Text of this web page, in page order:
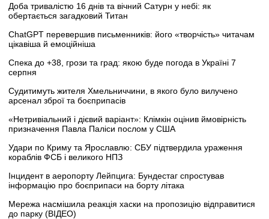
Доба тривалістю 16 днів та вічний Сатурн у небі: як
обертається загадковий Титан
ChatGPT перевершив письменників: його «творчість» читачам
цікавіша й емоційніша
Спека до +38, грози та град: якою буде погода в Україні 7
серпня
Судитимуть жителя Хмельниччини, в якого було вилучено
арсенал зброї та боєприпасів
«Нетривіальний і дієвий варіант»: Клімкін оцінив ймовірність
призначення Павла Паліси послом у США
Удари по Криму та Ярославлю: СБУ підтвердила ураження
кораблів ФСБ і великого НПЗ
Інцидент в аеропорту Лейпцига: Бундестаг спростував
інформацію про боєприпаси на борту літака
Мережа насмішила реакція хаски на пропозицію відправитися
до парку (ВІДЕО)